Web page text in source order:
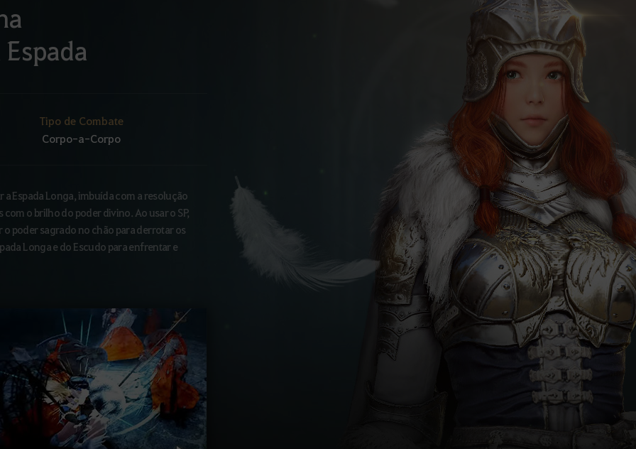
Tipo de Combate
Corpo-a-Corpo
Espada Longa, imbuída com a resolução
o brilho do poder divino. Ao usar o SP,
poder sagrado no chão para derrotar os
Longa e do Escudo para enfrentar e